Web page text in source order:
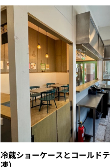
冷蔵ショーケースとコールド
凍）